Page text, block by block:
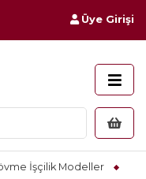
Üye Girişi
İşçilik Modeller